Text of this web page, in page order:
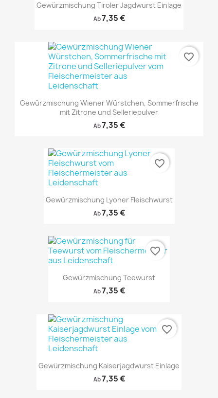
Gewürzmischung Tiroler Jagdwurst Einlage
Ab7,35 €
Gewürzmischung Wiener Würstchen, Sommerfrische
mit Zitrone und Selleriepulver
Ab7,35 €
favorite_border
Gewürzmischung Lyoner Fleischwurst
Ab7,35 €
favorite_border
Gewürzmischung Teewurst
Ab7,35 €
favorite_border
Gewürzmischung Kaiserjagdwurst Einlage
Ab7,35 €
favorite_border